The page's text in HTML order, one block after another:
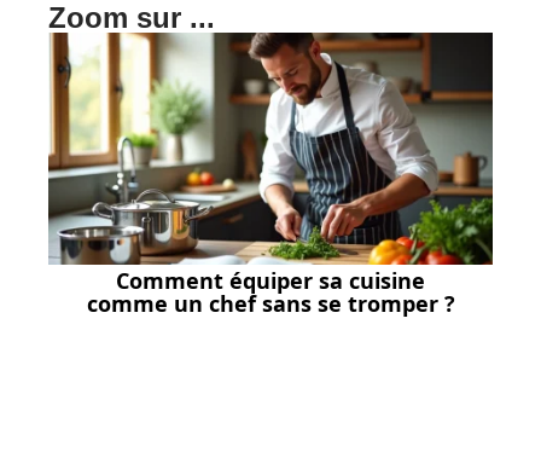
Zoom sur ...
Comment équiper sa cuisine
comme un chef sans se tromper ?